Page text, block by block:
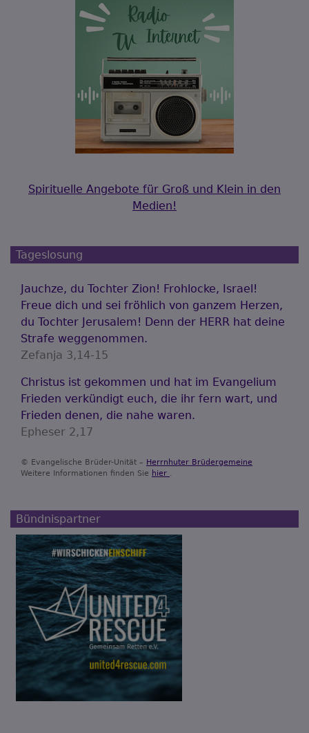
Spirituelle Angebote für Groß und Klein in den
Medien!
Tageslosung
Jauchze, du Tochter Zion! Frohlocke, Israel!
Freue dich und sei fröhlich von ganzem Herzen,
du Tochter Jerusalem! Denn der HERR hat deine
Strafe weggenommen.
Zefanja 3,14-15
Christus ist gekommen und hat im Evangelium
Frieden verkündigt euch, die ihr fern wart, und
Frieden denen, die nahe waren.
Epheser 2,17
© Evangelische Brüder-Unität – Herrnhuter Brüdergemeine
Weitere Informationen finden Sie hier .
Bündnispartner